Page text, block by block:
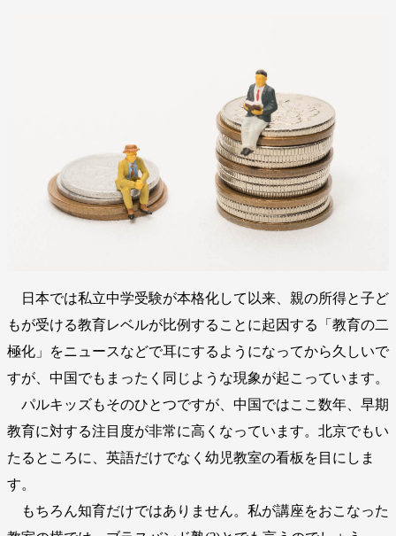
日本では私立中学受験が本格化して以来、親の所得と子ど
もが受ける教育レベルが比例することに起因する「教育の二
極化」をニュースなどで耳にするようになってから久しいで
すが、中国でもまったく同じような現象が起こっています。
パルキッズもそのひとつですが、中国ではここ数年、早期
教育に対する注目度が非常に高くなっています。北京でもい
たるところに、英語だけでなく幼児教室の看板を目にしま
す。
もちろん知育だけではありません。私が講座をおこなった